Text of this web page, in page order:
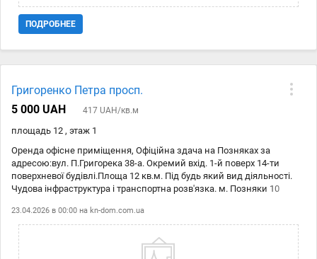
ПОДРОБНЕЕ
Григоренко Петра просп.
5 000 UAH
417 UAH/кв.м
площадь 12 , этаж 1
Оренда офісне приміщення, Офіційна здача на Позняках за
адресою:вул. П.Григорека 38-а. Окремий вхід. 1-й поверх 14-ти
поверхневої будівлі.Площа 12 кв.м. Під будь який вид діяльності.
Чудова інфраструктура і транспортна розв'язка. м. Позняки 10
1419226
23.04.2026 в 00:00 на kn-dom.com.ua